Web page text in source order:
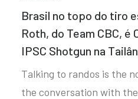
Brasil no topo do tiro
Roth, do Team CBC, é
IPSC Shotgun na
Talking to randos is the
the conversation with